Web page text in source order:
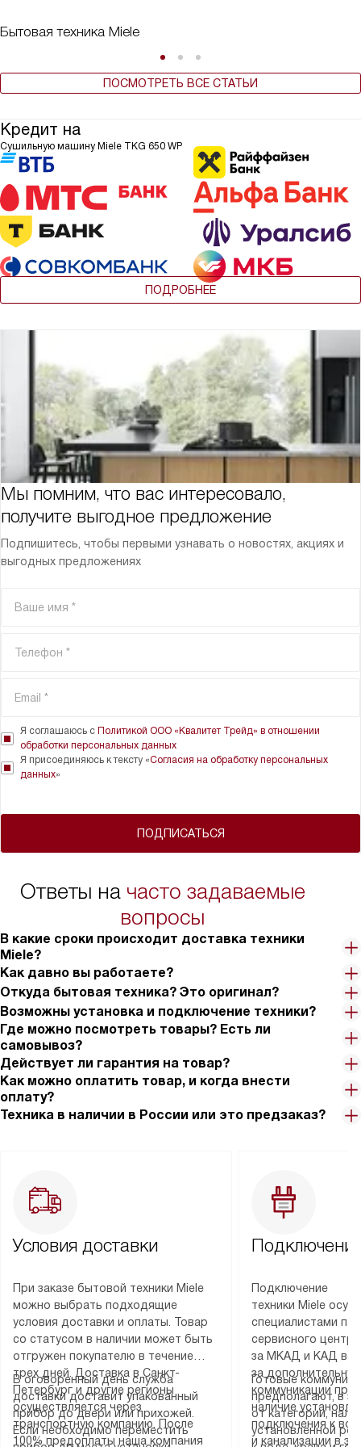
Бытовая техника Miele
ПОСМОТРЕТЬ ВСЕ СТАТЬИ
Кредит на
Сушильную машину Miele TKG 650 WP
ПОДРОБНЕЕ
Мы помним, что вас интересовало,
получите выгодное предложение
Подпишитесь, чтобы первыми узнавать о новостях, акциях и
выгодных предложениях
ПОДПИСАТЬСЯ
Я соглашаюсь с Политикой ООО «Квалитет Трейд» в отношении
обработки персональных данных
Я присоединяюсь к тексту «Согласия на обработку персональных
данных»
Ответы на часто задаваемые
вопросы
В какие сроки происходит доставка техники
Miele?
Как давно вы работаете?
Откуда бытовая техника? Это оригинал?
Возможны установка и подключение техники?
Где можно посмотреть товары? Есть ли
самовывоз?
Действует ли гарантия на товар?
Как можно оплатить товар, и когда внести
оплату?
Техника в наличии в России или это предзаказ?
Условия доставки
При заказе бытовой техники Miele
можно выбрать подходящие
условия доставки и оплаты. Товар
со статусом в наличии может быть
отгружен покупателю в течение
трех дней. Доставка в Санкт-
Петербург и другие регионы
осуществляется через
транспортную компанию. После
100% предоплаты наша компания
В оговоренный день служба
доставки доставит упакованный
прибор до двери или прихожей.
Если необходимо переместить
Подключение
техники Miele
специалистами
сервисного
за МКАД и КАД
за
коммуникации
наличие
подключения к
и канализации в
Готовые
предполагают, в
от категории,
установленной